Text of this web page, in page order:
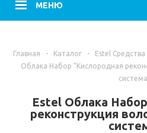
МЕНЮ
Главная - Каталог - Estel
Облака Набор "Кислородная
система
Estel Облака
реконструкция